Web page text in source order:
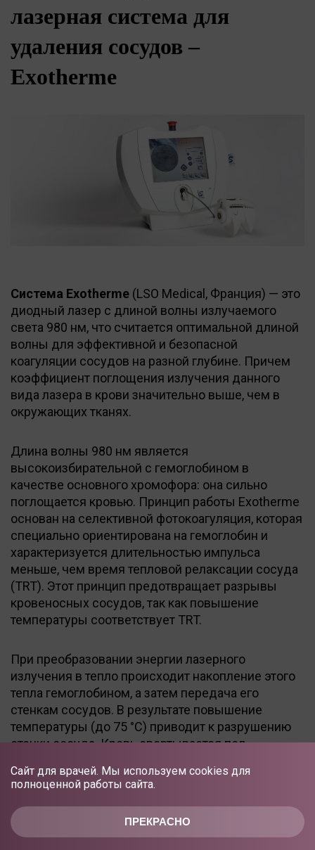
ПРЕКРАСНО
Сайт для врачей. Мы используем cookies для
полноценной работы сайта.
лазерная система для
удаления сосудов –
Exotherme
Система Exotherme (LSO Medical, Франция) — это
диодный лазер с длиной волны излучаемого
света 980 нм, что считается оптимальной длиной
волны для эффективной и безопасной
коагуляции сосудов на разной глубине. Причем
коэффициент поглощения излучения данного
вида лазера в крови значительно выше, чем в
окружающих тканях.
Длина волны 980 нм является
высокоизбирательной с гемоглобином в
качестве основного хромофора: она сильно
поглощается кровью. Принцип работы Exotherme
основан на селективной фотокоагуляция, которая
специально ориентирована на гемоглобин и
характеризуется длительностью импульса
меньше, чем время тепловой релаксации сосуда
(TRT). Этот принцип предотвращает разрывы
кровеносных сосудов, так как повышение
температуры соответствует TRT.
При преобразовании энергии лазерного
излучения в тепло происходит накопление этого
тепла гемоглобином, а затем передача его
стенкам сосудов. В результате повышение
температуры (до 75 °С) приводит к разрушению
стенки сосуда. Кровь свертывается под
делают возможным склерозирование сосуда.
Особенностью данной лазерной системы
является мультиимпульсная технология.